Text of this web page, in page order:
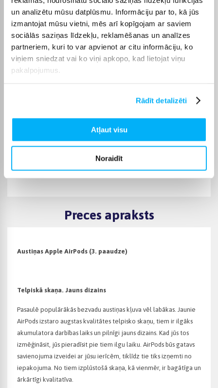
un analizētu mūsu datplūsmu. Informāciju par to, kā jūs
izmantojat mūsu vietni, mēs arī kopīgojam ar saviem
sociālās saziņas līdzekļu, reklamēšanas un analīzes
partneriem, kuri to var apvienot ar citu informāciju, ko
viņiem sniedzat vai ko viņi apkopo, kad lietojat viņu
pakalpojumus.
Rādīt detalizēti
Atļaut visu
Noraidīt
Ūdensizturība Jā
Trokšņa slāpēšana +
Krāsa
Preces apraksts
Austiņas Apple AirPods (3. paaudze)
Telpiskā skaņa. Jauns dizains
Pasaulē populārākās bezvadu austiņas kļuva vēl labākas. Jaunie
AirPods izstaro augstas kvalitātes telpisko skaņu, tiem ir ilgāks
akumulatora darbības laiks un pilnīgi jauns dizains. Kad jūs tos
izmēģināsit, jūs pieradīsit pie tiem ilgu laiku. AirPods būs gatavs
savienojuma izveidei ar jūsu ierīcēm, tiklīdz tie tiks izņemti no
iepakojuma. No tiem izplūstošā skaņa, kā vienmēr, ir bagātīga un
ārkārtīgi kvalitatīva.